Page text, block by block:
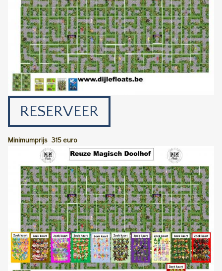
RESERVEER
Minimumprijs 315 euro